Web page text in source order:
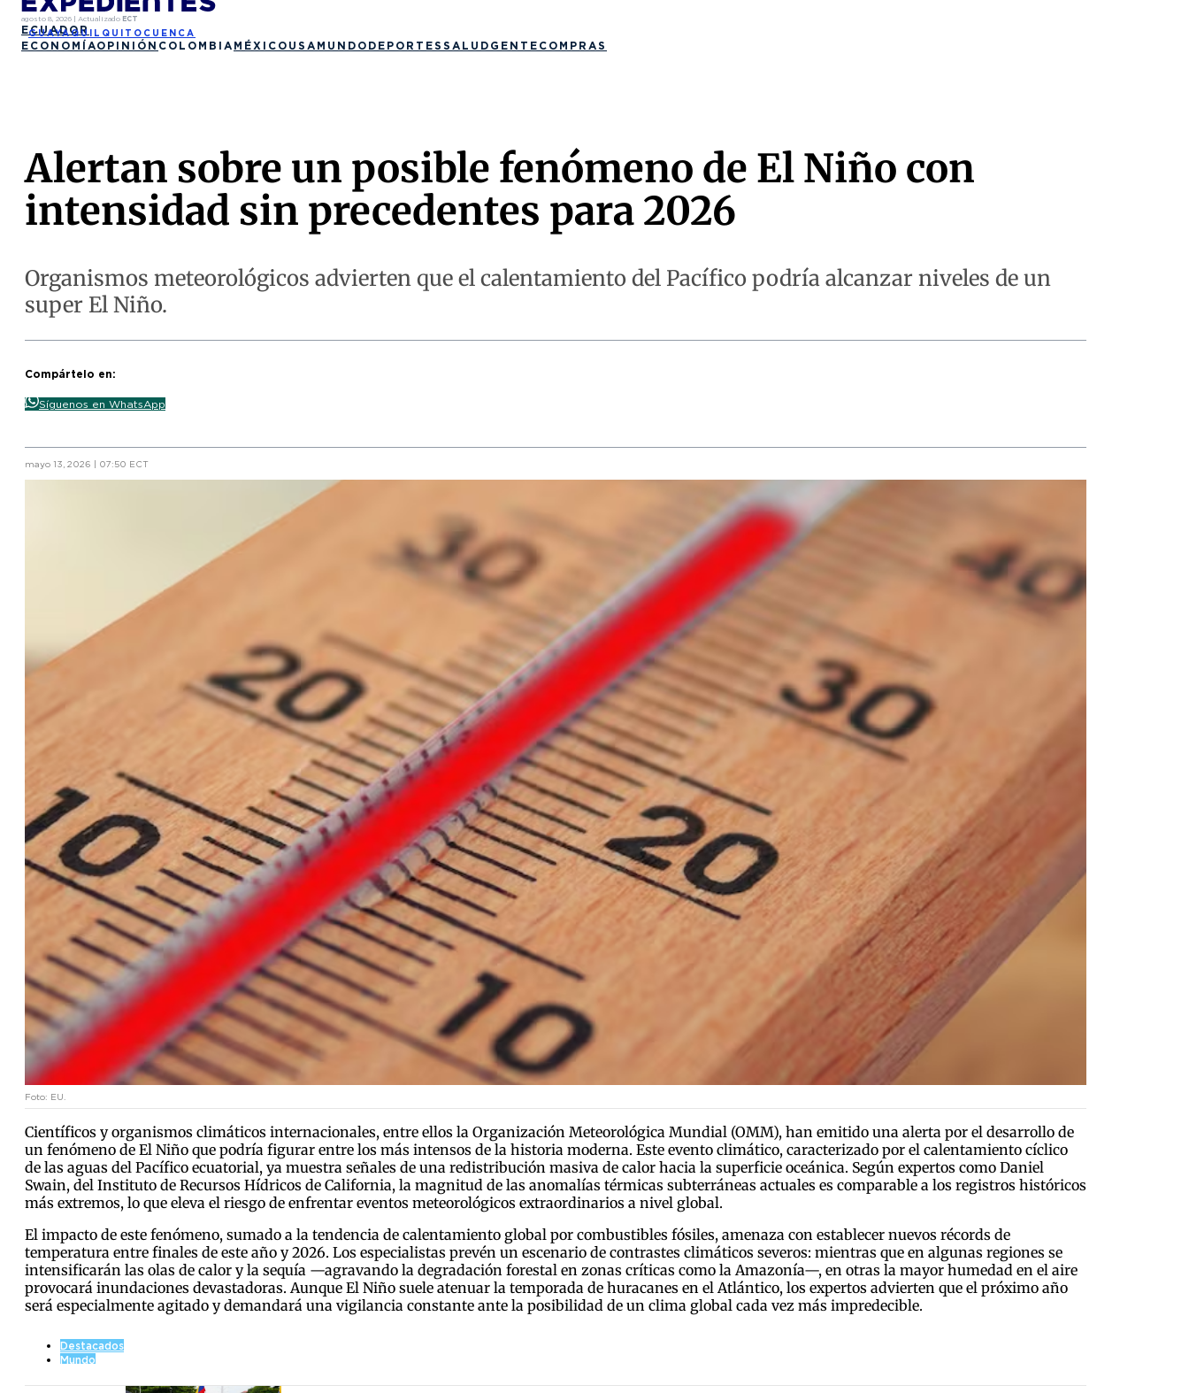
agosto 8, 2026 | Actualizado ECT
ECUADOR
GUAYAQUIL QUITO CUENCA
ECONOMÍAOPINIÓN COLOMBIA MÉXICO USA MUNDO DEPORTES SALUD GENTE COMPRAS
Alertan sobre un posible fenómeno de El Niño con
intensidad sin precedentes para 2026
Organismos meteorológicos advierten que el calentamiento del Pacífico podría alcanzar niveles de un
super El Niño.
Compártelo en:
Síguenos en WhatsApp
mayo 13, 2026 | 07:50 ECT
Foto: EU.
Científicos y organismos climáticos internacionales, entre ellos la Organización Meteorológica Mundial (OMM), han emitido una alerta por el desarrollo de
un fenómeno de El Niño que podría figurar entre los más intensos de la historia moderna. Este evento climático, caracterizado por el calentamiento cíclico
de las aguas del Pacífico ecuatorial, ya muestra señales de una redistribución masiva de calor hacia la superficie oceánica. Según expertos como Daniel
Swain, del Instituto de Recursos Hídricos de California, la magnitud de las anomalías térmicas subterráneas actuales es comparable a los registros históricos
más extremos, lo que eleva el riesgo de enfrentar eventos meteorológicos extraordinarios a nivel global.
El impacto de este fenómeno, sumado a la tendencia de calentamiento global por combustibles fósiles, amenaza con establecer nuevos récords de
temperatura entre finales de este año y 2026. Los especialistas prevén un escenario de contrastes climáticos severos: mientras que en algunas regiones se
intensificarán las olas de calor y la sequía —agravando la degradación forestal en zonas críticas como la Amazonía—, en otras la mayor humedad en el aire
provocará inundaciones devastadoras. Aunque El Niño suele atenuar la temporada de huracanes en el Atlántico, los expertos advierten que el próximo año
será especialmente agitado y demandará una vigilancia constante ante la posibilidad de un clima global cada vez más impredecible.
Destacados
Mundo